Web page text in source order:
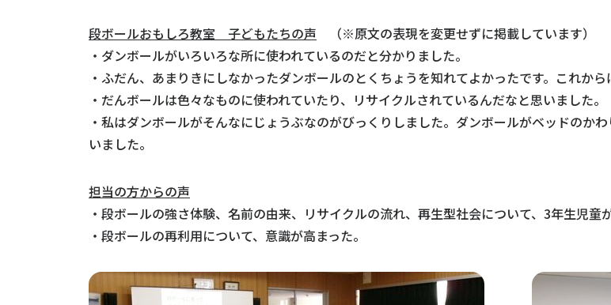
段ボールおもしろ教室 子どもたちの声 （※原文の表現を変更せずに掲載しています）
・ダンボールがいろいろな所に使われているのだと分かりました。
・ふだん、あまりきにしなかったダンボールのとくちょうを知れてよかったです。これから
・だんボールは色々なものに使われていたり、リサイクルされているんだなと思いました。
・私はダンボールがそんなにじょうぶなのがびっくりしました。ダンボールがベッドのか
いました。
担当の方からの声
・段ボールの強さ体験、名前の由来、リサイクルの流れ、再生型社会について、3年生児
・段ボールの再利用について、意識が高まった。